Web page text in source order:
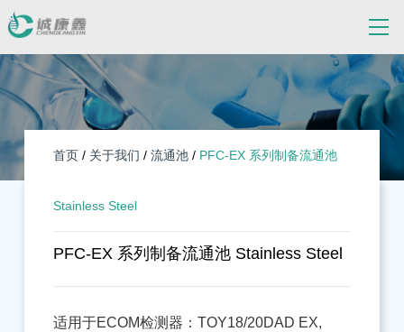
首页/ 关于我们 / 流通池/ PFC-EX 系列制备流通池
Stainless Steel
PFC-EX 系列制备流通池 Stainless Steel
适用于ECOM检测器：TOY18/20DAD EX,